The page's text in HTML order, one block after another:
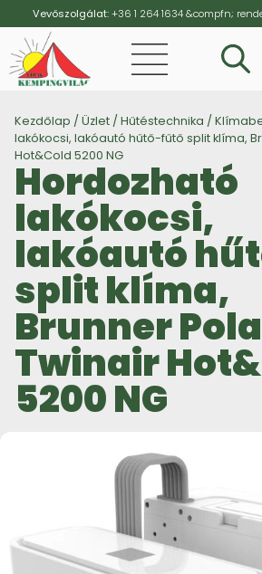
Vevőszolgálat:+36 1 264 1634&compfn;
Kezdőlap / Üzlet / Hűtéstechnika /
lakókocsi, lakóautó hűtő-fűtő split klíma,
Hot&Cold 5200 NG
Hordozható
lakókocsi,
lakóautó
split klíma,
Brunner
Twinair
5200 NG